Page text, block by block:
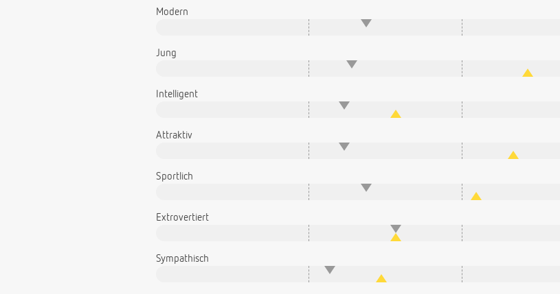
Modern
Jung
Intelligent
Attraktiv
Sportlich
Extrovertiert
Sympathisch